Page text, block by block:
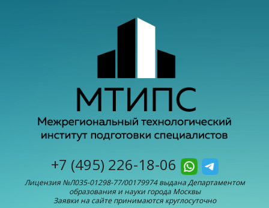
+7 (495) 226-18-06
Лицензия №Л035-01298-77/00179974 выдана Департаментом
образования и науки города Москвы
Заявки на сайте принимаются круглосуточно